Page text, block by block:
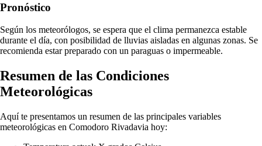
Pronóstico
Según los meteorólogos, se espera que el clima permanezca estable
durante el día, con posibilidad de lluvias aisladas en algunas zonas. Se
recomienda estar preparado con un paraguas o impermeable.
Resumen de las Condiciones
Meteorológicas
Aquí te presentamos un resumen de las principales variables
meteorológicas en Comodoro Rivadavia hoy: